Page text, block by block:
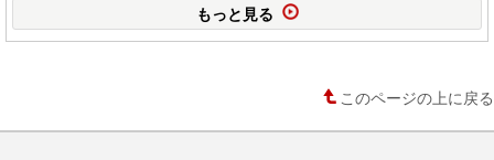
もっと見る
このページの上に戻る